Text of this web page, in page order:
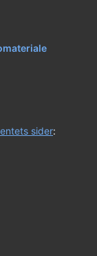
sider: